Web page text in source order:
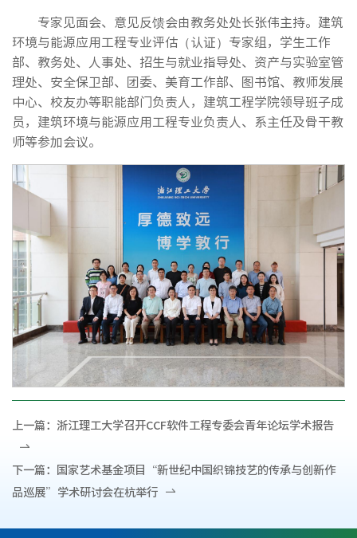
专家见面会、意见反馈会由教务处处长张伟主持。建筑
环境与能源应用工程专业评估（认证）专家组，学生工作
部、教务处、人事处、招生与就业指导处、资产与实验室管
理处、安全保卫部、团委、美育工作部、图书馆、教师发展
中心、校友办等职能部门负责人，建筑工程学院领导班子成
员，建筑环境与能源应用工程专业负责人、系主任及骨干教
师等参加会议。
上一篇： 浙江理工大学召开CCF软件工程专委会青年论坛学术报告
下一篇： 国家艺术基金项目“新世纪中国织锦技艺的传承与创新作
品巡展”学术研讨会在杭举行